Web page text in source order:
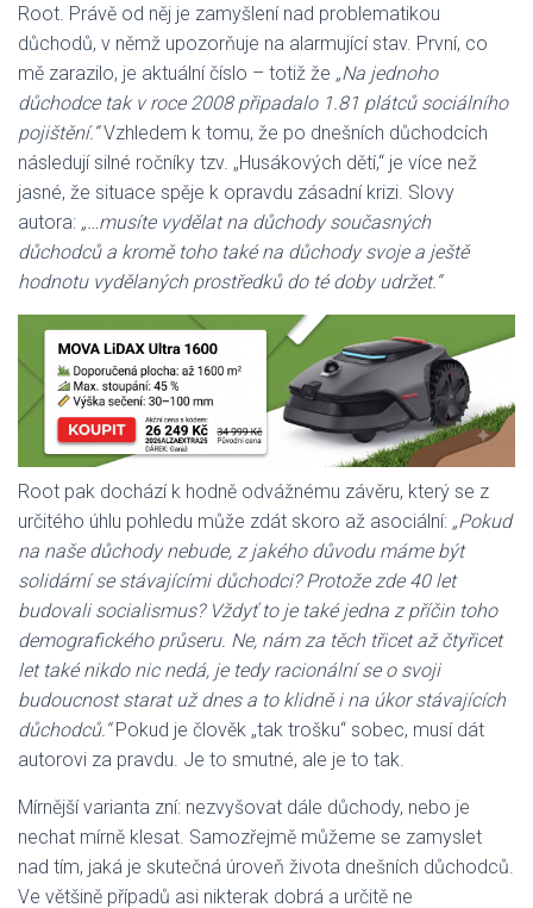
Root. Právě od něj je zamyšlení nad problematikou
důchodů, v němž upozorňuje na alarmující stav. První, co
mě zarazilo, je aktuální číslo – totiž že „Na jednoho
důchodce tak v roce 2008 připadalo 1.81 plátců sociálního
pojištění.“Vzhledem k tomu, že po dnešních důchodcích
následují silné ročníky tzv. „Husákových dětí,“ je více než
jasné, že situace spěje k opravdu zásadní krizi. Slovy
autora: „…musíte vydělat na důchody současných
důchodců a kromě toho také na důchody svoje a ještě
hodnotu vydělaných prostředků do té doby udržet.“
Root pak dochází k hodně odvážnému závěru, který se z
určitého úhlu pohledu může zdát skoro až asociální: „Pokud
na naše důchody nebude, z jakého důvodu máme být
solidární se stávajícími důchodci? Protože zde 40 let
budovali socialismus? Vždyť to je také jedna z příčin toho
demografického průseru. Ne, nám za těch třicet až čtyřicet
let také nikdo nic nedá, je tedy racionální se o svoji
budoucnost starat už dnes a to klidně i na úkor stávajících
důchodců.“Pokud je člověk „tak trošku“ sobec, musí dát
autorovi za pravdu. Je to smutné, ale je to tak.
Mírnější varianta zní: nezvyšovat dále důchody, nebo je
nechat mírně klesat. Samozřejmě můžeme se zamyslet
nad tím, jaká je skutečná úroveň života dnešních důchodců.
Ve většině případů asi nikterak dobrá a určitě ne